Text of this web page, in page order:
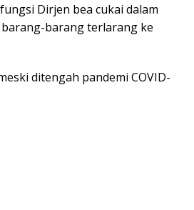
Dirjen bea cukai dalam
barang terlarang ke
ditengah pandemi COVID-